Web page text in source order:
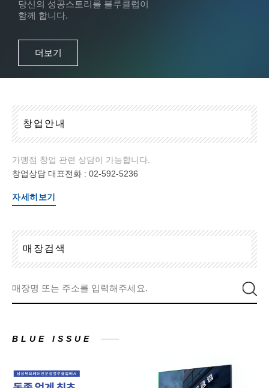
당신의 성공스토리를 블루클럽이
함께 합니다.
더보기
창업 안내
가맹점 창업 관련 상담이 가능합니다.
창업상담 대표전화 : 02-592-5236
자세히보기
매 장검 색
BLUE ISSUE